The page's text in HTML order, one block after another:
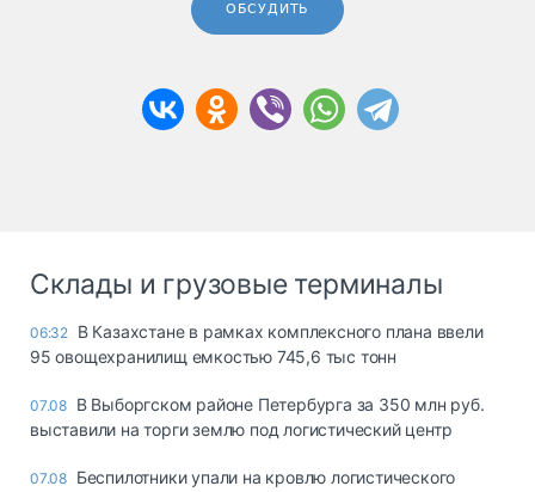
ОБСУДИТЬ
Склады и грузовые терминалы
06:32 В Казахстане в рамках комплексного плана ввели
95 овощехранилищ емкостью 745,6 тыс тонн
07.08 В Выборгском районе Петербурга за 350 млн руб.
выставили на торги землю под логистический центр
07.08 Беспилотники упали на кровлю логистического